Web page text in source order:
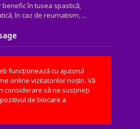
în tusea spastică,
în caz de reumatism, ...
funcționează cu ajutorul
online vizitatorilor noștri. Vă
considerare să ne susțineți
de blocare a